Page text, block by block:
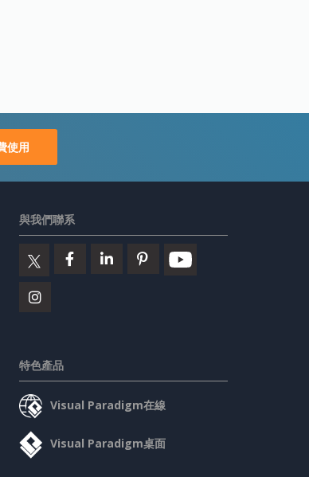
使用
與我們聯系
特色產品
Visual Paradigm在線
Visual Paradigm桌面